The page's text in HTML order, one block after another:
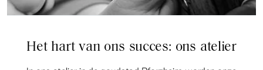
Het hart van ons succes: ons atelier